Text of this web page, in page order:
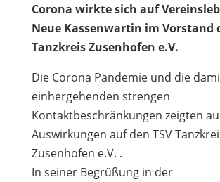
Corona wirkte sich auf
Neue Kassenwartin im Vorstand
Tanzkreis Zusenhofen e.V.
Die Corona Pandemie und die
einhergehenden strengen
Kontaktbeschränkungen zeigten
Auswirkungen auf den TSV
Zusenhofen e.V. .
In seiner Begrüßung in der